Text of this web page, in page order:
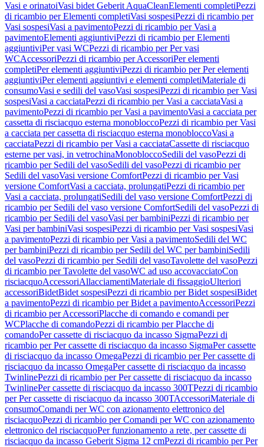
Vasi e orinatoiVasi bidet Geberit AquaCleanElementi completiPezzi
di ricambio per Elementi completiVasi sospesiPezzi di ricambio per
Vasi sospesiVasi a pavimentoPezzi di ricambio per Vasi a
pavimentoElementi aggiuntiviPezzi di ricambio per Elementi
aggiuntiviPer vasi WCPezzi di ricambio per Per vasi
WCAccessoriPezzi di ricambio per AccessoriPer elementi
completiPer elementi aggiuntiviPezzi di ricambio per Per elementi
aggiuntiviPer elementi aggiuntivi e elementi completiMateriale di
consumoVasi e sedili del vasoVasi sospesiPezzi di ricambio per Vasi
sospesiVasi a cacciataPezzi di ricambio per Vasi a cacciataVasi a
pavimentoPezzi di ricambio per Vasi a pavimentoVasi a cacciata per
cassetta di risciacquo esterna monobloccoPezzi di ricambio per Vasi
a cacciata per cassetta di risciacquo esterna monobloccoVasi a
cacciataPezzi di ricambio per Vasi a cacciataCassette di risciacquo
esterne per vasi, in vetrochinaMonobloccoSedili del vasoPezzi di
ricambio per Sedili del vasoSedili del vasoPezzi di ricambio per
Sedili del vasoVasi versione ComfortPezzi di ricambio per Vasi
versione ComfortVasi a cacciata, prolungatiPezzi di ricambio per
Vasi a cacciata, prolungatiSedili del vaso versione ComfortPezzi di
ricambio per Sedili del vaso versione ComfortSedili del vasoPezzi di
ricambio per Sedili del vasoVasi per bambiniPezzi di ricambio per
Vasi per bambiniVasi sospesiPezzi di ricambio per Vasi sospesiVasi
a pavimentoPezzi di ricambio per Vasi a pavimentoSedili del WC
per bambiniPezzi di ricambio per Sedili del WC per bambiniSedili
del vasoPezzi di ricambio per Sedili del vasoTavolette del vasoPezzi
di ricambio per Tavolette del vasoWC ad uso accovacciatoCon
risciacquoAccessoriAllacciamentiMateriale di fissaggioUlteriori
accessoriBidetBidet sospesiPezzi di ricambio per Bidet sospesiBidet
a pavimentoPezzi di ricambio per Bidet a pavimentoAccessoriPezzi
di ricambio per AccessoriPlacche di comando e comandi per
WCPlacche di comandoPezzi di ricambio per Placche di
comandoPer cassette di risciacquo da incasso SigmaPezzi di
ricambio per Per cassette di risciacquo da incasso SigmaPer cassette
di risciacquo da incasso OmegaPezzi di ricambio per Per cassette di
risciacquo da incasso OmegaPer cassette di risciacquo da incasso
TwinlinePezzi di ricambio per Per cassette di risciacquo da incasso
TwinlinePer cassette di risciacquo da incasso 300TPezzi di ricambio
per Per cassette di risciacquo da incasso 300TAccessoriMateriale di
consumoComandi per WC con azionamento elettronico del
risciacquoPezzi di ricambio per Comandi per WC con azionamento
elettronico del risciacquoPer funzionamento a rete, per cassette di
risciacquo da incasso Geberit Sigma 12 cmPezzi di ricambio per Per